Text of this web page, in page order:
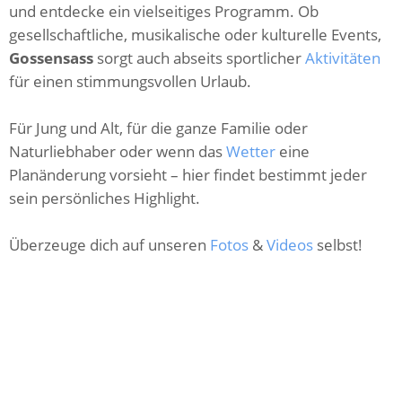
und entdecke ein vielseitiges Programm. Ob
gesellschaftliche, musikalische oder kulturelle Events,
Gossensass sorgt auch abseits sportlicherAktivitäten
für einen stimmungsvollen Urlaub.
Für Jung und Alt, für die ganze Familie oder
Naturliebhaber oder wenn dasWetter eine
Planänderung vorsieht – hier findet bestimmt jeder
sein persönliches Highlight.
Überzeuge dich auf unseren Fotos &Videos selbst!